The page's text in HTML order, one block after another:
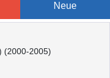
Neue
(2000-2005)